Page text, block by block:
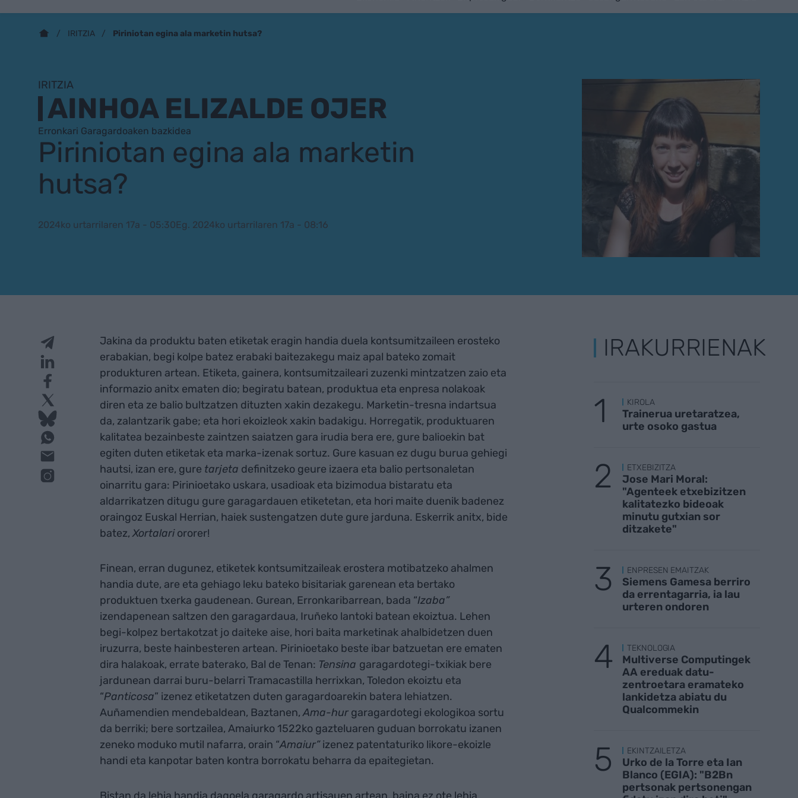
IRITZIA Piriniotan egina ala marketin hutsa?
IRITZIA
AINHOA ELIZALDE OJER
Erronkari Garagardoaken bazkidea
Piriniotan egina ala marketin
hutsa?
2024ko urtarrilaren 17a - 05:30Eg. 2024ko urtarrilaren 17a - 08:16
Jakina da produktu baten etiketak eragin handia duela kontsumitzaileen erosteko
erabakian, begi kolpe batez erabaki baitezakegu maiz apal bateko zomait
produkturen artean. Etiketa, gainera, kontsumitzaileari zuzenki mintzatzen zaio eta
informazio anitx ematen dio; begiratu batean, produktua eta enpresa nolakoak
diren eta ze balio bultzatzen dituzten xakin dezakegu. Marketin-tresna indartsua
da, zalantzarik gabe; eta hori ekoizleok xakin badakigu. Horregatik, produktuaren
kalitatea bezainbeste zaintzen saiatzen gara irudia bera ere, gure balioekin bat
egiten duten etiketak eta marka-izenak sortuz. Gure kasuan ez dugu burua gehiegi
hautsi, izan ere, gure tarjeta definitzeko geure izaera eta balio pertsonaletan
oinarritu gara: Pirinioetako uskara, usadioak eta bizimodua bistaratu eta
aldarrikatzen ditugu gure garagardauen etiketetan, eta hori maite duenik badenez
oraingoz Euskal Herrian, haiek sustengatzen dute gure jarduna. Eskerrik anitx, bide
batez,Xortalariororer!
Finean, erran dugunez, etiketek kontsumitzaileak erostera motibatzeko ahalmen
handia dute, are eta gehiago leku bateko bisitariak garenean eta bertako
produktuen txerka gaudenean. Gurean, Erronkaribarrean, bada “Izaba”
izendapenean saltzen den garagardaua, Iruñeko lantoki batean ekoiztua. Lehen
begi-kolpez bertakotzat jo daiteke aise, hori baita marketinak ahalbidetzen duen
iruzurra, beste hainbesteren artean. Pirinioetako beste ibar batzuetan ere ematen
dira halakoak, errate baterako, Bal de Tenan: Tensina garagardotegi-txikiak bere
jardunean darrai buru-belarri Tramacastilla herrixkan, Toledon ekoiztu eta
“Panticosa” izenez etiketatzen duten garagardoarekin batera lehiatzen.
Auñamendien mendebaldean, Baztanen,Ama-hurgaragardotegi ekologikoa sortu
da berriki; bere sortzailea, Amaiurko 1522ko gazteluaren guduan borrokatu izanen
zeneko moduko mutil nafarra, orain “Amaiur”izenez patentaturiko likore-ekoizle
handi eta kanpotar baten kontra borrokatu beharra da epaitegietan.
IRAKURRIENAK
KIROLA
Trainerua uretaratzea,
urte osoko gastua
ETXEBIZITZA
Jose Mari Moral:
"Agenteek etxebizitzen
kalitatezko bideoak
minutu gutxian sor
ditzakete"
ENPRESEN EMAITZAK
Siemens Gamesa berriro
da errentagarria, ia lau
urteren ondoren
TEKNOLOGIA
Multiverse Computingek
AA ereduak datu-
zentroetara eramateko
lankidetza abiatu du
Qualcommekin
EKINTZAILETZA
Urko de la Torre eta Ian
Blanco (EGIA): "B2Bn
pertsonak pertsonengan